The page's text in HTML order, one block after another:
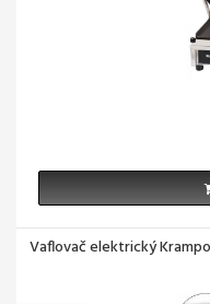
Vaflovač elektrický